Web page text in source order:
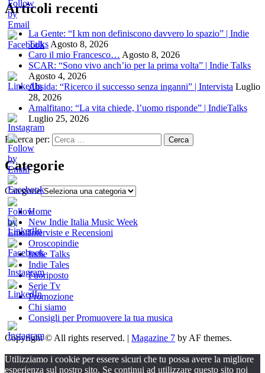
Articoli recenti
La Gente: “I km non definiscono davvero lo spazio” | Indie
Talks Agosto 8, 2026
Caro il mio Francesco… Agosto 8, 2026
SCAR: “Sono vivo anch’io per la prima volta” | Indie Talks
Agosto 4, 2026
Absida: “Ricerco il successo senza inganni” | Intervista Luglio
28, 2026
Amalfitano: “La vita chiede, l’uomo risponde” | IndieTalks
Luglio 25, 2026
Ricerca per:
Categorie
Categorie
Home
New Indie Italia Music Week
Interviste e Recensioni
Oroscopindie
Indie Talks
Indie Tales
Fuoriposto
Serie Tv
Promozione
Chi siamo
Consigli per Promuovere la tua musica
Copyright © All rights reserved. | Magazine 7 by AF themes.
Utilizziamo i cookie per essere sicuri che tu possa avere la migliore
esperienza sul nostro sito. Se continui ad utilizzare questo sito noi